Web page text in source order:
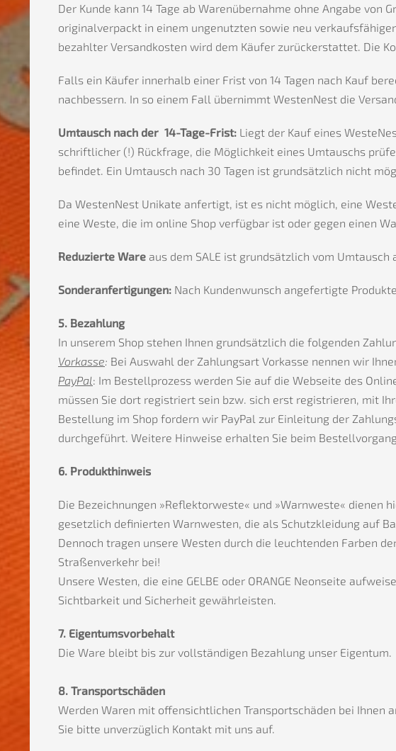
Der Kunde kann 14 Tage ab Warenübernahme ohne Angabe
originalverpackt in einem ungenutzten sowie neu
bezahlter Versandkosten wird dem Käufer zurückerstattet. Die
Falls ein Käufer innerhalb einer Frist von 14 Tagen nach Kauf
nachbessern. In so einem Fall übernimmt WestenNest die
Umtausch nach der 14-Tage-Frist: Liegt der Kauf eines
schriftlicher (!) Rückfrage, die Möglichkeit eines Umtauschs
befindet. Ein Umtausch nach 30 Tagen ist grundsätzlich nicht
Da WestenNest Unikate anfertigt, ist es nicht möglich, eine
eine Weste, die im online Shop verfügbar ist oder gegen einen
Reduzierte Ware aus dem SALE ist grundsätzlich vom
Sonderanfertigungen: Nach Kundenwunsch angefertigte
5. Bezahlung
In unserem Shop stehen Ihnen grundsätzlich die folgenden
Vorkasse: Bei Auswahl der Zahlungsart Vorkasse nennen wir
PayPal: Im Bestellprozess werden Sie auf die Webseite des
müssen Sie dort registriert sein bzw. sich erst registrieren, mit
Bestellung im Shop fordern wir PayPal zur Einleitung der
durchgeführt. Weitere Hinweise erhalten Sie beim
6. Produkthinweis
Die Bezeichnungen »Reflektorweste« und »Warnweste« dienen
gesetzlich definierten Warnwesten, die als Schutzkleidung auf
Dennoch tragen unsere Westen durch die leuchtenden Farben
Straßenverkehr bei!
Unsere Westen, die eine GELBE oder ORANGE Neonseite
Sichtbarkeit und Sicherheit gewährleisten.
7. Eigentumsvorbehalt
Die Ware bleibt bis zur vollständigen Bezahlung unser Eigentum.
8. Transportschäden
Werden Waren mit offensichtlichen Transportschäden bei
Sie bitte unverzüglich Kontakt mit uns auf.